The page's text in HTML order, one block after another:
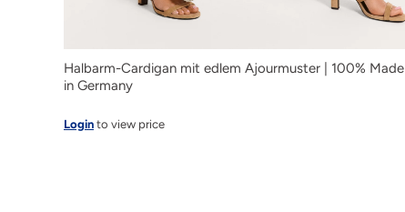
Halbarm-Cardigan mit edlem Ajourmuster | 100% Made
in Germany
Login to view price